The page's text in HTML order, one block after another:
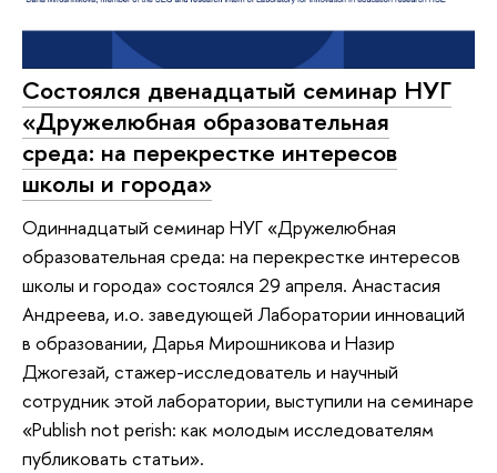
Состоялся двенадцатый семинар НУГ
«Дружелюбная образовательная
среда: на перекрестке интересов
школы и города»
Одиннадцатый семинар НУГ «Дружелюбная
образовательная среда: на перекрестке интересов
школы и города» состоялся 29 апреля. Анастасия
Андреева, и.о. заведующей Лаборатории инноваций
в образовании, Дарья Мирошникова и Назир
Джогезай, стажер-исследователь и научный
сотрудник этой лаборатории, выступили на семинаре
«Publish not perish: как молодым исследователям
публиковать статьи».